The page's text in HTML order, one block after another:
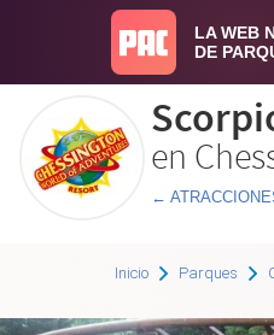
LA WEB
DE
en
←
Inicio Parques